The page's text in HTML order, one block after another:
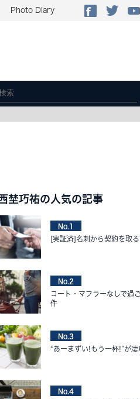
Photo Diary
埜巧祐の人気の記事
No.1
[実証済]名刺から契約を取
No.2
コート・マフラーなしで過
件
No.3
“あーまずい!もう一杯!”が凄
No.4